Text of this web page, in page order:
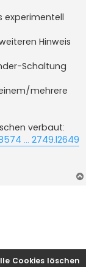
experimentell
Hinweis
Schaltung
mehrere
verbaut:
... 2749.l2649
Cookies löschen